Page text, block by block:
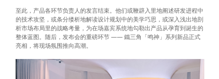
至此，产品各环节负责人的发言结束。他们或鞭辟入里地阐述研发进程中
的技术攻坚，或条分缕析地解读设计规划中的美学巧思，或深入浅出地剖
析市场布局里的战略考量，为在场嘉宾系统地勾勒出产品从孕育到诞生的
整体蓝图。随后，发布会的重磅环节 —— 鐵三角「鸣神」系列新品正式
亮相，将现场氛围推向高潮。